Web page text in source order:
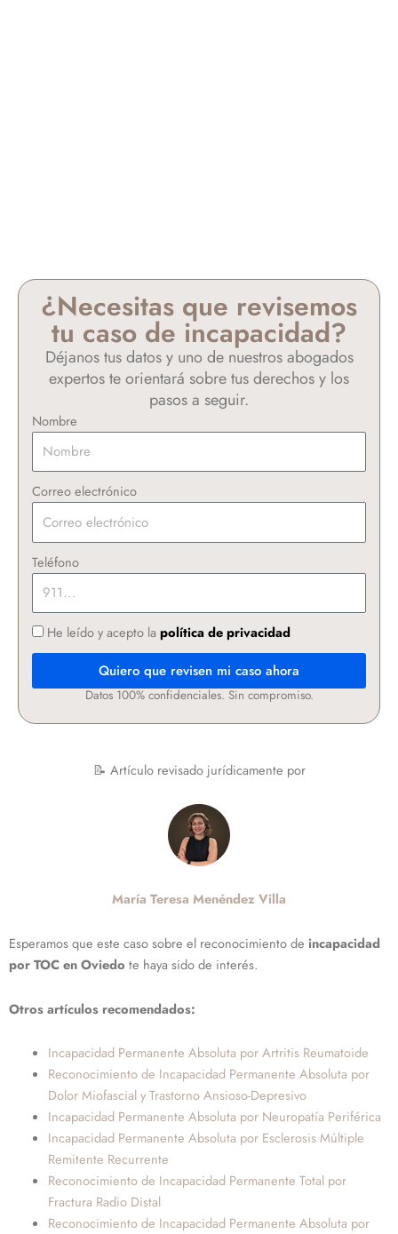
¿Necesitas que revisemos
tu caso de incapacidad?
Déjanos tus datos y uno de nuestros abogados
expertos te orientará sobre tus derechos y los
pasos a seguir.
Nombre
Correo electrónico
Teléfono
He leído y acepto la política de privacidad
Quiero que revisen mi caso ahora
Datos 100% confidenciales. Sin compromiso.
📝 Artículo revisado jurídicamente por
María Teresa Menéndez Villa
Esperamos que este caso sobre el reconocimiento de incapacidad
porTOC en Oviedo te haya sido de interés.
Otros artículos recomendados:
Incapacidad Permanente Absoluta por Artritis Reumatoide
Reconocimiento de Incapacidad Permanente Absoluta por
Dolor Miofascial y Trastorno Ansioso-Depresivo
Incapacidad Permanente Absoluta por Neuropatía Periférica
Incapacidad Permanente Absoluta por Esclerosis Múltiple
Remitente Recurrente
Reconocimiento de Incapacidad Permanente Total por
Fractura Radio Distal
Reconocimiento de Incapacidad Permanente Absoluta por